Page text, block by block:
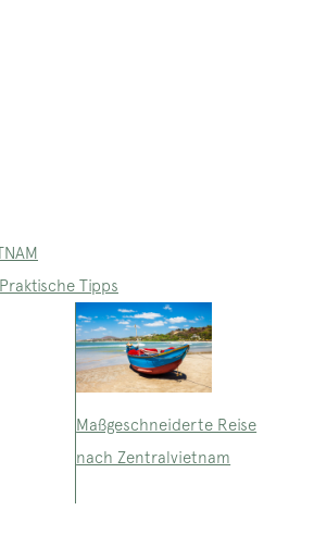
Tipps
Maßgeschneiderte Reise
nach Zentralvietnam